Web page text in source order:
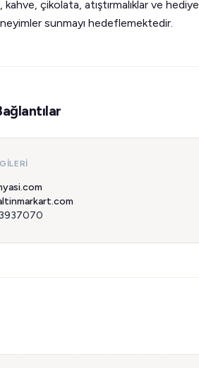
kahve, çikolata, atıştırmalıklar ve
sunmayı hedeflemektedir.